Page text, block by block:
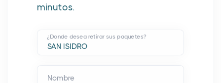
minutos.
¿Donde desea retirar sus paquetes?
Nombre